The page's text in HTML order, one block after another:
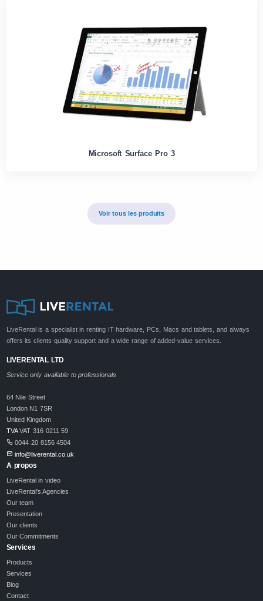
Microsoft Surface Pro 3
Voir tous les produits
LiveRental is a specialist in renting IT hardware, PCs, Macs and tablets, and always
offers its clients quality support and a wide range of added-value services.
LIVERENTAL LTD
Service only available to professionals
64 Nile Street
London N1 7SR
United Kingdom
TVAVAT 316 0211 59
0044 20 8156 4504
info@liverental.co.uk
A propos
LiveRental in video
LiveRental's Agencies
Our team
Presentation
Our clients
Our Commitments
Services
Products
Services
Blog
Contact